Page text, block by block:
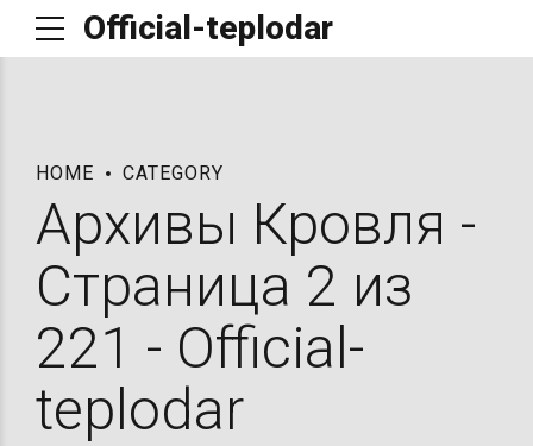
Official-teplodar
HOME CATEGORY
Архивы Кровля -
Страница 2 из
221 - Official-
teplodar